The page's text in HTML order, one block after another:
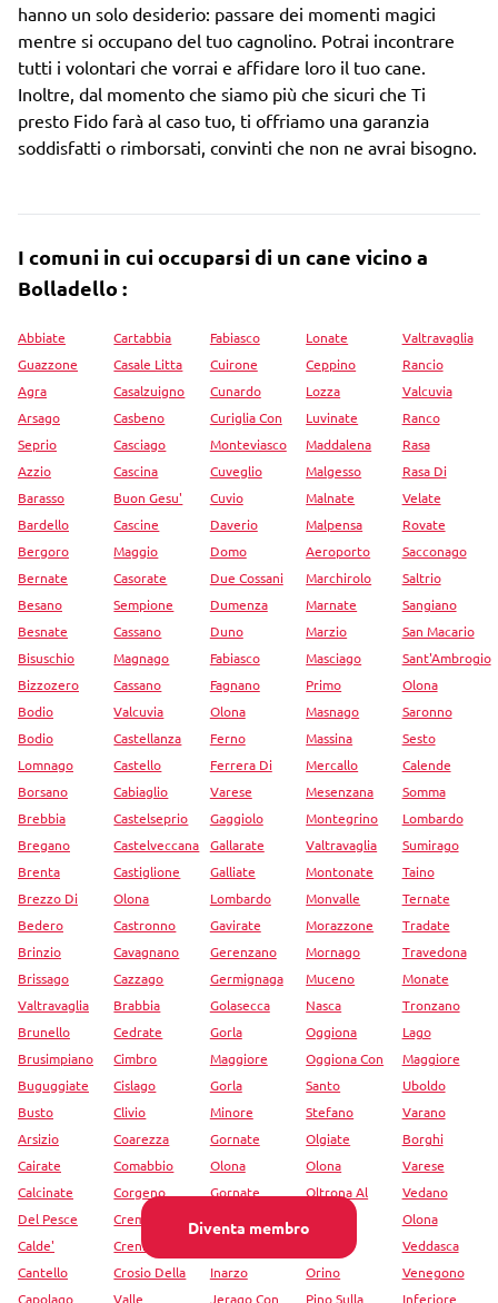
Diventa membro
hanno un solo desiderio: passare dei momenti magici
mentre si occupano del tuo cagnolino. Potrai incontrare
tutti i volontari che vorrai e affidare loro il tuo cane.
Inoltre, dal momento che siamo più che sicuri che Ti
presto Fido farà al caso tuo, ti offriamo una garanzia
soddisfatti o rimborsati, convinti che non ne avrai bisogno.
I comuni in cui occuparsi di un cane vicino a
Bolladello :
Abbiate
Guazzone
Agra
Arsago
Seprio
Azzio
Barasso
Bardello
Bergoro
Bernate
Besano
Besnate
Bisuschio
Bizzozero
Bodio
Bodio
Lomnago
Borsano
Brebbia
Bregano
Brenta
Brezzo Di
Bedero
Brinzio
Brissago
Valtravaglia
Brunello
Brusimpiano
Buguggiate
Busto
Arsizio
Cairate
Calcinate
Del Pesce
Calde'
Cantello
Capolago
Cartabbia
Casale Litta
Casalzuigno
Casbeno
Casciago
Cascina
Buon Gesu'
Cascine
Maggio
Casorate
Sempione
Cassano
Magnago
Cassano
Valcuvia
Castellanza
Castello
Cabiaglio
Castelseprio
Castelveccana
Castiglione
Olona
Castronno
Cavagnano
Cazzago
Brabbia
Cedrate
Cimbro
Cislago
Clivio
Coarezza
Comabbio
Corgeno
Cremenaga
Crenna
Crosio Della
Valle
Fabiasco
Cuirone
Cunardo
Curiglia Con
Monteviasco
Cuveglio
Cuvio
Daverio
Domo
Due Cossani
Dumenza
Duno
Fabiasco
Fagnano
Olona
Ferno
Ferrera Di
Varese
Gaggiolo
Gallarate
Galliate
Lombardo
Gavirate
Gerenzano
Germignaga
Golasecca
Gorla
Maggiore
Gorla
Minore
Gornate
Olona
Gornate
Inarzo
Jerago Con
Lonate
Ceppino
Lozza
Luvinate
Maddalena
Malgesso
Malnate
Malpensa
Aeroporto
Marchirolo
Marnate
Marzio
Masciago
Primo
Masnago
Massina
Mercallo
Mesenzana
Montegrino
Valtravaglia
Montonate
Monvalle
Morazzone
Mornago
Muceno
Nasca
Oggiona
Oggiona Con
Santo
Stefano
Olgiate
Olona
Oltrona Al
Orino
Pino Sulla
Valtravaglia
Rancio
Valcuvia
Ranco
Rasa
Rasa Di
Velate
Rovate
Sacconago
Saltrio
Sangiano
San Macario
Sant'Ambrogio
Olona
Saronno
Sesto
Calende
Somma
Lombardo
Sumirago
Taino
Ternate
Tradate
Travedona
Monate
Tronzano
Lago
Maggiore
Uboldo
Varano
Borghi
Varese
Vedano
Olona
Veddasca
Venegono
Inferiore